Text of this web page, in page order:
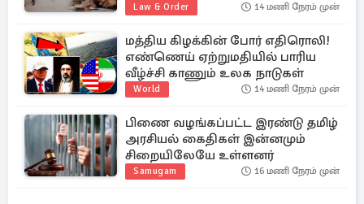
Law & Order 14 மணி நேரம் முன்
மத்திய கிழக்கின் போர் எதிரொலி!
எண்ணெய் ஏற்றுமதியில் பாரிய
வீழ்ச்சி காணும் உலக நாடுகள்
World 14 மணி நேரம் முன்
பிணை வழங்கப்பட்ட இரண்டு தமிழ்
அரசியல் கைதிகள் இன்னமும்
சிறையிலேயே உள்ளனர்
Samugam 16 மணி நேரம் முன்